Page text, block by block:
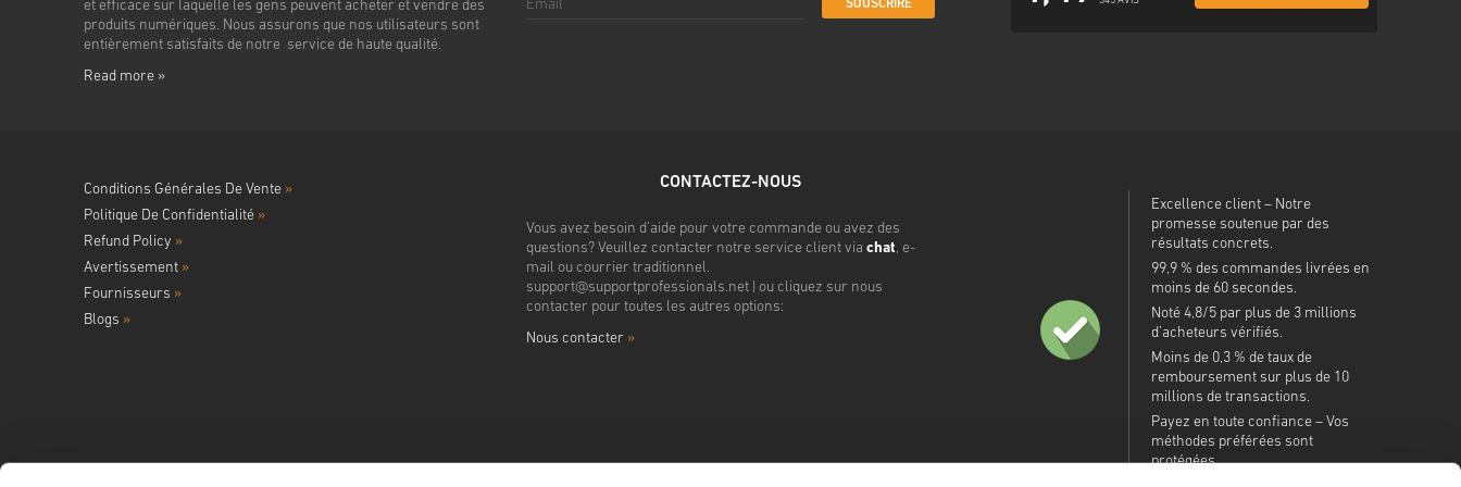
et efficace sur laquelle les gens peuvent acheter et vendre des
produits numériques. Nous assurons que nos utilisateurs sont
entièrement satisfaits de notre service de haute qualité.
Read more »
SOUSCRIRE
Conditions Générales De Vente »
Politique De Confidentialité »
Refund Policy »
Avertissement »
Fournisseurs »
Blogs »
CONTACTEZ-NOUS
Vous avez besoin d'aide pour votre commande ou avez des
questions? Veuillez contacter notre service client via chat, e-
mail ou courrier traditionnel.
support@supportprofessionals.net| ou cliquez sur nous
contacter pour toutes les autres options:
Nous contacter »
Excellence client – Notre
promesse soutenue par des
résultats concrets.
99,9 % des commandes livrées en
moins de 60 secondes.
Noté 4,8/5 par plus de 3 millions
d’acheteurs vérifiés.
Moins de 0,3 % de taux de
remboursement sur plus de 10
millions de transactions.
Payez en toute confiance – Vos
méthodes préférées sont
protégées.